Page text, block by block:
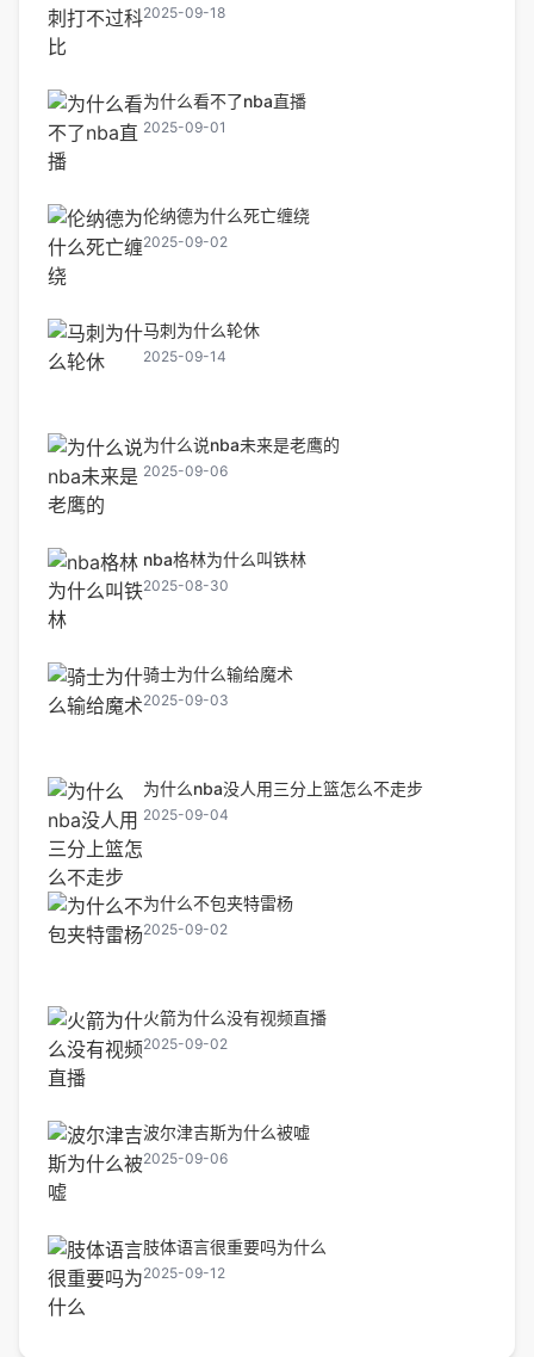
2025-09-18
为什么看不了nba直播
2025-09-01
伦纳德为什么死亡缠绕
2025-09-02
马刺为什么轮休
2025-09-14
为什么说nba未来是老鹰的
2025-09-06
nba格林为什么叫铁林
2025-08-30
骑士为什么输给魔术
2025-09-03
为什么nba没人用三分上篮怎么不走步
2025-09-04
为什么不包夹特雷杨
2025-09-02
火箭为什么没有视频直播
2025-09-02
波尔津吉斯为什么被嘘
2025-09-06
肢体语言很重要吗为什么
2025-09-12